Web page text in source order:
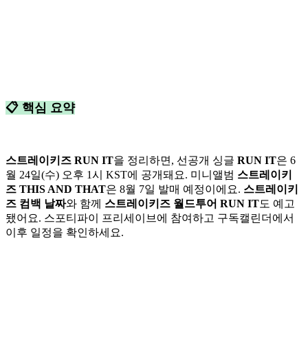
📋 핵심 요약
스트레이키즈 RUN IT을 정리하면, 선공개 싱글 RUN IT은 6
월 24일(수) 오후 1시 KST에 공개돼요. 미니앨범 스트레이키
즈 THIS AND THAT은 8월 7일 발매 예정이에요. 스트레이키
즈 컴백 날짜와 함께 스트레이키즈 월드투어 RUN IT도 예고
됐어요. 스포티파이 프리세이브에 참여하고 구독캘린더에서
이후 일정을 확인하세요.